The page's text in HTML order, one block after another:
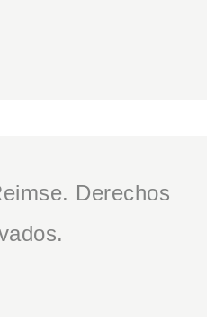
Derechos